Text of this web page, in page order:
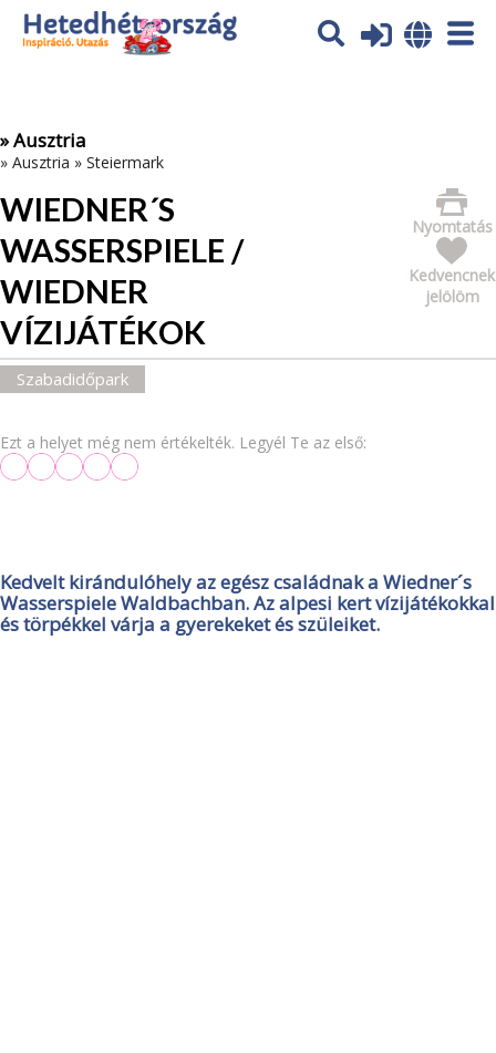
Az oldal sütiket (cookies) használ. További tájékoztatás itt:
Adatvédelmi tájékoztató
» Ausztria
» Ausztria » Steiermark
WIEDNER´S
WASSERSPIELE /
WIEDNER
VÍZIJÁTÉKOK
Nyomtatás
Kedvencnek
jelölöm
Szabadidőpark
Ezt a helyet még nem értékelték. Legyél Te az első:
Kedvelt kirándulóhely az egész családnak a Wiedner´s
Wasserspiele Waldbachban. Az alpesi kert vízijátékokkal
és törpékkel várja a gyerekeket és szüleiket.